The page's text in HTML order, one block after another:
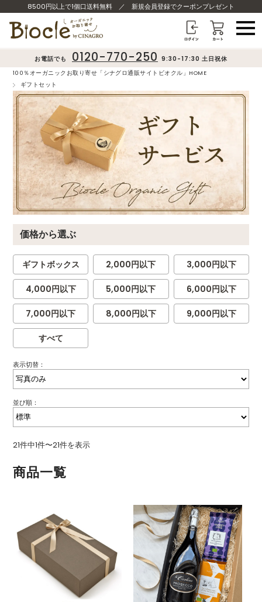
8500円以上で1個口送料無料 ／ 新規会員登録でクーポンプレゼント
お電話でも 0120-770-250 9:30-17:30 土日祝休
100％オーガニックお取り寄せ「シナグロ通販サイトビオクル」HOME
ギフトセット
価格から選ぶ
ギフトボックス 2,000円以下 3,000円以下
4,000円以下 5,000円以下 6,000円以下
7,000円以下 8,000円以下 9,000円以下
すべて
表示切替：
並び順：
21件中1件〜21件を表示
商品一覧